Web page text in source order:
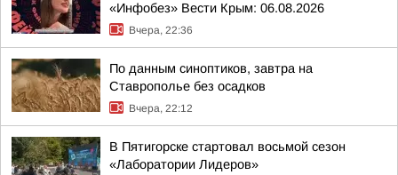
«Инфобез» Вести Крым: 06.08.2026
Вчера, 22:36
По данным синоптиков, завтра на
Ставрополье без осадков
Вчера, 22:12
В Пятигорске стартовал восьмой сезон
«Лаборатории Лидеров»